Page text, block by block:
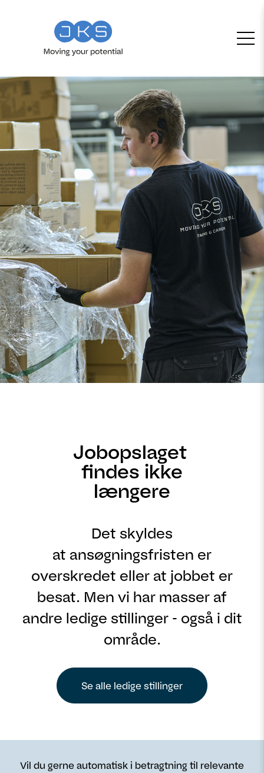
Jobopslaget
findes ikke
længere
Det skyldes
at ansøgningsfristen er
overskredet eller at jobbet er
besat. Men vi har masser af
andre ledige stillinger - også i dit
område.
Se alle ledige stillinger
Vil du gerne automatisk i betragtning til relevante